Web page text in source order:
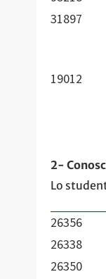
31897
19012
2-
Lo
26356
26338
26350